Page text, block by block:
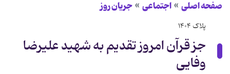
صفحه اصلی اجتماعی جریان روز
پلاک ۱۴۰۴
جز قرآن امروز تقدیم به شهید علیرضا
وفایی